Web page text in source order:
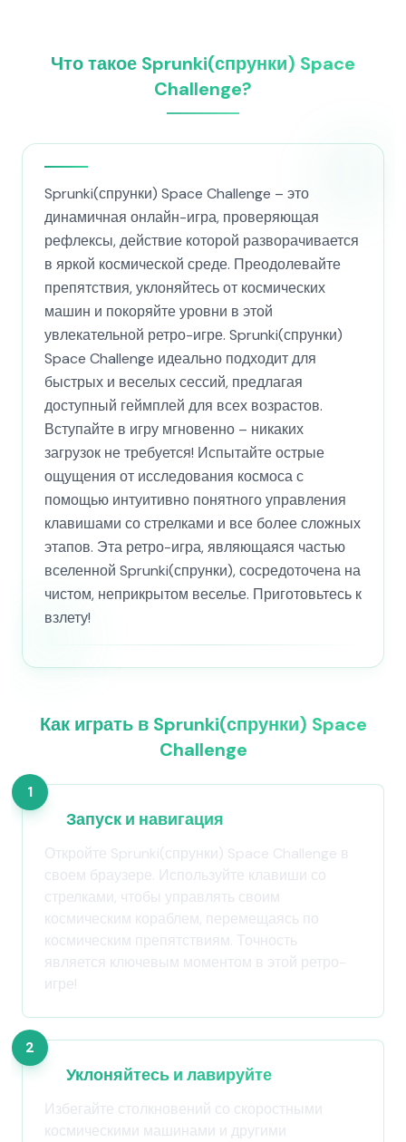
Что такое Sprunki(спрунки) Space
Challenge?
Sprunki(спрунки) Space Challenge – это
динамичная онлайн-игра, проверяющая
рефлексы, действие которой разворачивается
в яркой космической среде. Преодолевайте
препятствия, уклоняйтесь от космических
машин и покоряйте уровни в этой
увлекательной ретро-игре. Sprunki(спрунки)
Space Challenge идеально подходит для
быстрых и веселых сессий, предлагая
доступный геймплей для всех возрастов.
Вступайте в игру мгновенно – никаких
загрузок не требуется! Испытайте острые
ощущения от исследования космоса с
помощью интуитивно понятного управления
клавишами со стрелками и все более сложных
этапов. Эта ретро-игра, являющаяся частью
вселенной Sprunki(спрунки), сосредоточена на
чистом, неприкрытом веселье. Приготовьтесь к
взлету!
Как играть в Sprunki(спрунки) Space
Challenge
1
Запуск и навигация
Откройте Sprunki(спрунки) Space Challenge в
своем браузере. Используйте клавиши со
стрелками, чтобы управлять своим
космическим кораблем, перемещаясь по
космическим препятствиям. Точность
является ключевым моментом в этой ретро-
игре!
2
Уклоняйтесь и лавируйте
Избегайте столкновений со скоростными
космическими машинами и другими